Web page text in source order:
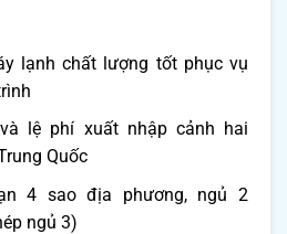
lạnh chất lượng tốt phục vụ
lệ phí xuất nhập cảnh hai
Quốc
4 sao địa phương, ngủ 2
ngủ 3)